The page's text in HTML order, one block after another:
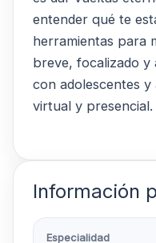
entender qué te
herramientas para
breve, focalizado y
con adolescentes y
virtual y presencial.
Información
Especialidad